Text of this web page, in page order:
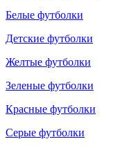
Белые футболки
Детские футболки
Желтые футболки
Зеленые футболки
Красные футболки
Серые футболки